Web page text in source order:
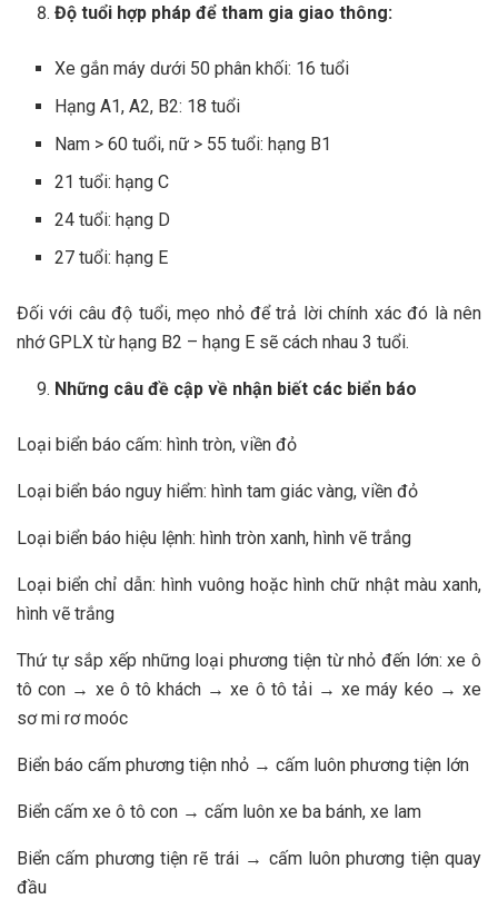
Độ tuổi hợp pháp để tham gia giao thông:
Xe gắn máy dưới 50 phân khối: 16 tuổi
Hạng A1, A2, B2: 18 tuổi
Nam > 60 tuổi, nữ > 55 tuổi: hạng B1
21 tuổi: hạng C
24 tuổi: hạng D
27 tuổi: hạng E
Đối với câu độ tuổi, mẹo nhỏ để trả lời chính xác đó là nên
nhớ GPLX từ hạng B2 – hạng E sẽ cách nhau 3 tuổi.
Những câu đề cập về nhận biết các biển báo
Loại biển báo cấm: hình tròn, viền đỏ
Loại biển báo nguy hiểm: hình tam giác vàng, viền đỏ
Loại biển báo hiệu lệnh: hình tròn xanh, hình vẽ trắng
Loại biển chỉ dẫn: hình vuông hoặc hình chữ nhật màu xanh,
hình vẽ trắng
Thứ tự sắp xếp những loại phương tiện từ nhỏ đến lớn: xe ô
tô con → xe ô tô khách → xe ô tô tải → xe máy kéo → xe
sơ mi rơ moóc
Biển báo cấm phương tiện nhỏ → cấm luôn phương tiện lớn
Biển cấm xe ô tô con → cấm luôn xe ba bánh, xe lam
Biển cấm phương tiện rẽ trái → cấm luôn phương tiện quay
đầu